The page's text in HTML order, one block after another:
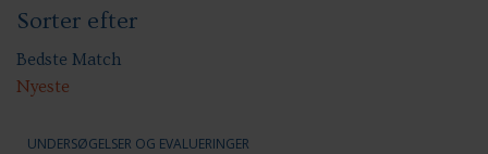
Sorter efter
Bedste Match
Nyeste
UNDERSØGELSER OG EVALUERINGER